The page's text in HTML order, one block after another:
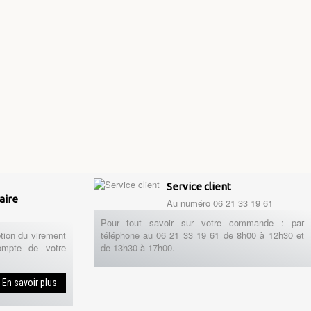
du virement
de votre
En savoir plus
Service client
Au numéro 06 21 33 19 61
Pour tout savoir sur votre commande : par
téléphone au 06 21 33 19 61 de 8h00 à 12h30 et
de 13h30 à 17h00.